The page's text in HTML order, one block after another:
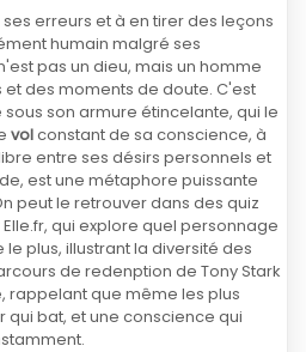
erreurs et à en tirer des leçons
humain malgré ses
pas un dieu, mais un homme
des moments de doute. C'est
son armure étincelante, qui le
volconstant de sa conscience, à
entre ses désirs personnels et
est une métaphore puissante
peut le retrouver dans des quiz
qui explore quel personnage
plus, illustrant la diversité des
de redenption de Tony Stark
rappelant que même les plus
bat, et une conscience qui